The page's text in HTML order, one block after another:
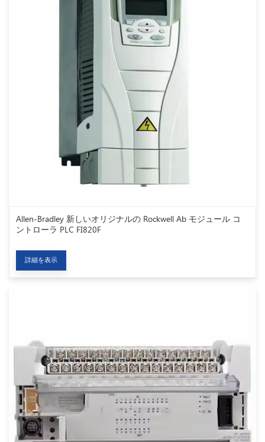
Allen-Bradley 新しいオリジナルの Rockwell Ab モジュール コ
ントローラ PLC FI820F
詳細を表示